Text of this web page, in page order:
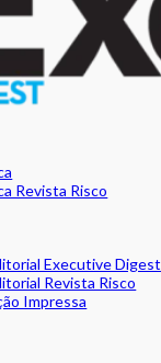
Revista Risco
Executive Digest
Revista Risco
Impressa